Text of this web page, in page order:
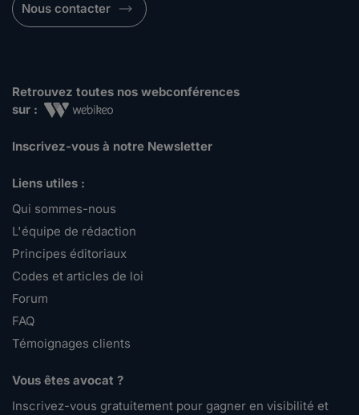
Nous contacter
Retrouvez toutes nos webconférences
sur :
Inscrivez-vous à notre Newsletter
Liens utiles :
Qui sommes-nous
L'équipe de rédaction
Principes éditoriaux
Codes et articles de loi
Forum
FAQ
Témoignages clients
Vous êtes avocat ?
Inscrivez-vous gratuitement pour gagner en visibilité et